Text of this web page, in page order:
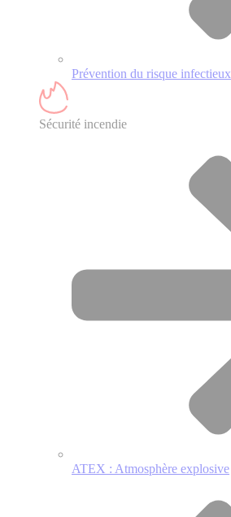
Prévention du risque infectieux
Sécurité incendie
ATEX : Atmosphère explosive